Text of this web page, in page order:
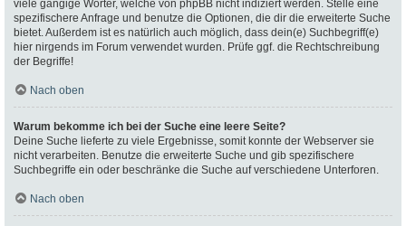
viele gängige Wörter, welche von phpBB nicht indiziert werden. Stelle eine
spezifischere Anfrage und benutze die Optionen, die dir die erweiterte Suche
bietet. Außerdem ist es natürlich auch möglich, dass dein(e) Suchbegriff(e)
hier nirgends im Forum verwendet wurden. Prüfe ggf. die Rechtschreibung
der Begriffe!
Nach oben
Warum bekomme ich bei der Suche eine leere Seite?
Deine Suche lieferte zu viele Ergebnisse, somit konnte der Webserver sie
nicht verarbeiten. Benutze die erweiterte Suche und gib spezifischere
Suchbegriffe ein oder beschränke die Suche auf verschiedene Unterforen.
Nach oben